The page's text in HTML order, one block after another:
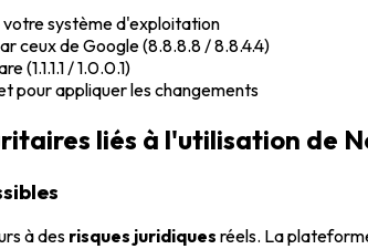
système d'exploitation
ceux de Google (8.8.8.8 / 8.8.4.4)
(1.1.1.1 / 1.0.0.1)
pour appliquer les changements
liés à l'utilisation de
à des risques juridiques réels. La